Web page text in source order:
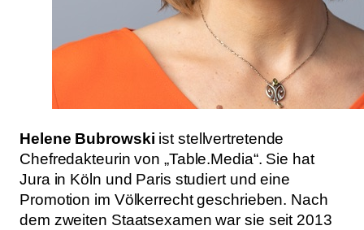
Helene Bubrowski ist stellvertretende
Chefredakteurin von „Table.Media“. Sie hat
Jura in Köln und Paris studiert und eine
Promotion im Völkerrecht geschrieben. Nach
dem zweiten Staatsexamen war sie seit 2013